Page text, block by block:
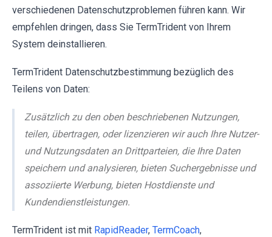
verschiedenen Datenschutzproblemen führen kann. Wir
empfehlen dringen, dass Sie TermTrident von Ihrem
System deinstallieren.
TermTrident Datenschutzbestimmung bezüglich des
Teilens von Daten:
Zusätzlich zu den oben beschriebenen Nutzungen,
teilen, übertragen, oder lizenzieren wir auch Ihre Nutzer-
und Nutzungsdaten an Drittparteien, die Ihre Daten
speichern und analysieren, bieten Suchergebnisse und
assoziierte Werbung, bieten Hostdienste und
Kundendienstleistungen.
TermTrident ist mit RapidReader, TermCoach,